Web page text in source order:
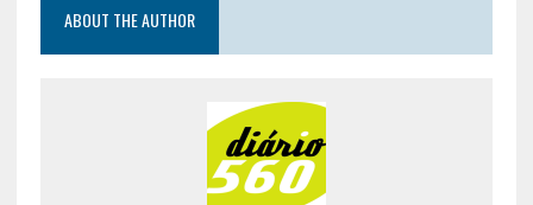
ABOUT THE AUTHOR